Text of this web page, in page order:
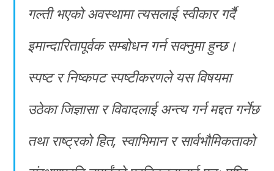
गल्ती भएको अवस्थामा त्यसलाई स्वीकार गर्दै
इमान्दारितापूर्वक सम्बोधन गर्न सक्नुमा हुन्छ।
स्पष्ट र निष्कपट स्पष्टीकरणले यस विषयमा
उठेका जिज्ञासा र विवादलाई अन्त्य गर्न मद्दत गर्नेछ
तथा राष्ट्रको हित, स्वाभिमान र सार्वभौमिकताको